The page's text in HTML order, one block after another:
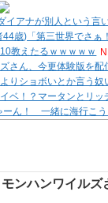
イアナが別人という
歳)「第三世界でさぁ
教えたるｗｗｗｗｗ
ズさん、今更体験版を
りショボいとか言う
ベ！？マータンとリ
ーん！ 一緒に海行こう
モンハンワイル